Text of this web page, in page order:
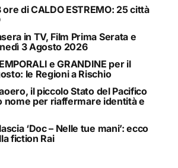
di CALDO ESTREMO: 25 città
in TV, Film Prima Serata e
3 Agosto 2026
e GRANDINE per il
le Regioni a Rischio
il piccolo Stato del Pacifico
nome per riaffermare identità e
‘Doc – Nelle tue mani’: ecco
fiction Rai